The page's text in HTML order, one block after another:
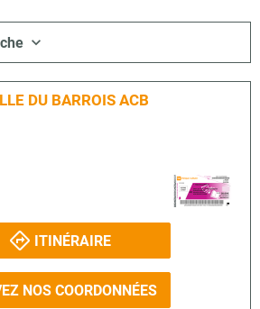
DU BARROIS ACB
ITINÉRAIRE
NOS COORDONNÉES